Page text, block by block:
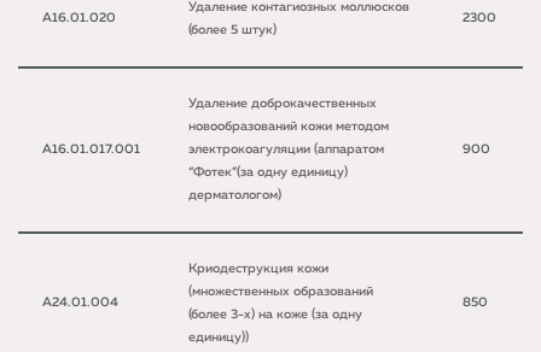
A16.01.020
Удаление контагиозных моллюсков
(более 5 штук)
2300
A16.01.017.001
Удаление доброкачественных
новообразований кожи методом
электрокоагуляции (аппаратом
“Фотек”(за одну единицу)
дерматологом)
900
A24.01.004
Криодеструкция кожи
(множественных образований
(более 3-х) на коже (за одну
единицу))
850